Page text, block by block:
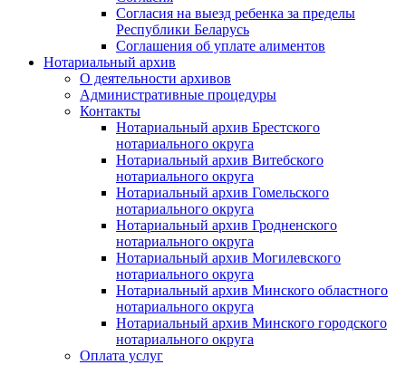
Согласия на выезд ребенка за пределы
Республики Беларусь
Соглашения об уплате алиментов
Нотариальный архив
О деятельности архивов
Административные процедуры
Контакты
Нотариальный архив Брестского
нотариального округа
Нотариальный архив Витебского
нотариального округа
Нотариальный архив Гомельского
нотариального округа
Нотариальный архив Гродненского
нотариального округа
Нотариальный архив Могилевского
нотариального округа
Нотариальный архив Минского областного
нотариального округа
Нотариальный архив Минского городского
нотариального округа
Оплата услуг